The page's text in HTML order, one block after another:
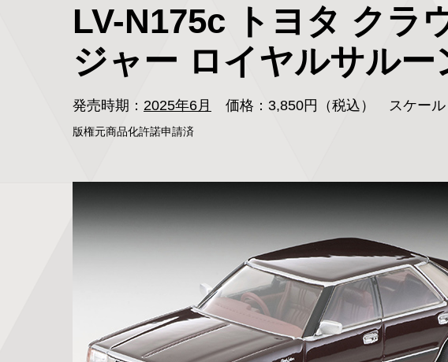
LV-N175c トヨタ クラ
ジャー ロイヤルサル
発売時期： 2025年6月 価格：3,850円（税込） スケール
版権元商品化許諾申請済